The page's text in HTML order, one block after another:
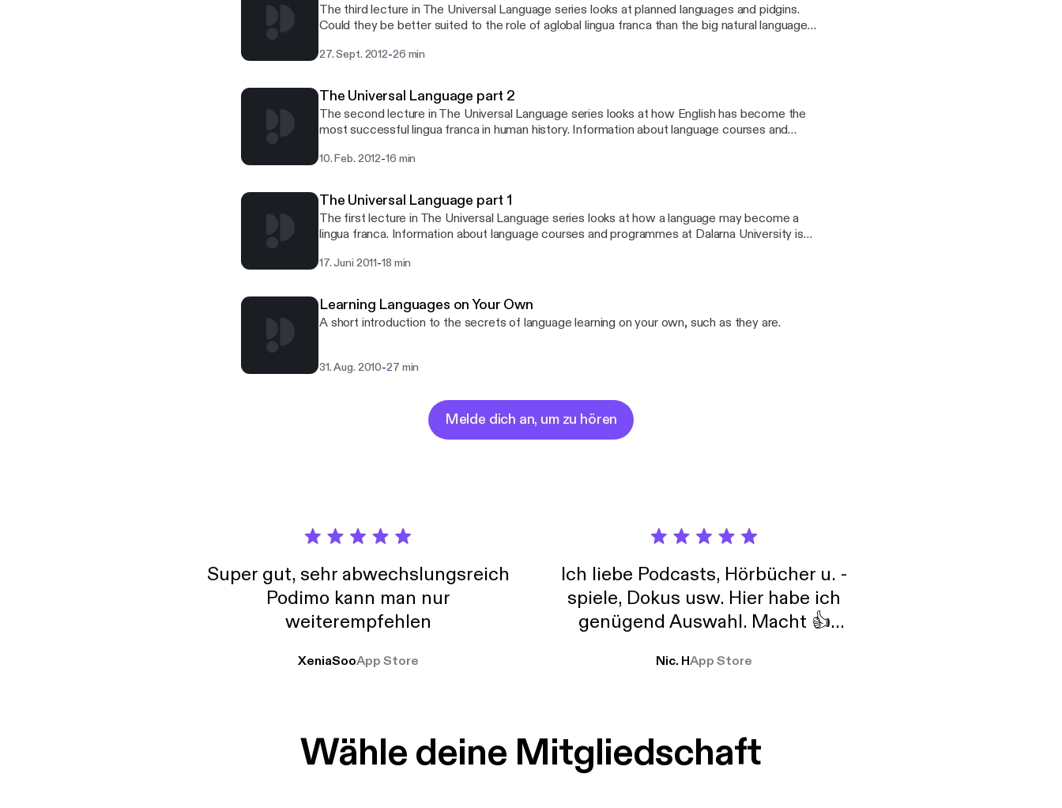
The third lecture in The Universal Language series looks at planned languages and pidgins.
Could they be better suited to the role of aglobal lingua franca than the big natural languages
University is available here: http://du.se/languages
27. Sept. 2012-26 min
The Universal Language part 2
The second lecture in The Universal Language series looks at how English has become the
most successful lingua franca in human history. Information about language courses and
10. Feb. 2012-16 min
The Universal Language part 1
The first lecture in The Universal Language series looks at how a language may become a
lingua franca. Information about language courses and programmes at Dalarna University is
17. Juni 2011-18 min
Learning Languages on Your Own
A short introduction to the secrets of language learning on your own, such as they are.
31. Aug. 2010-27 min
Melde dich an, um zu hören
Super gut, sehr abwechslungsreich
Podimo kann man nur
weiterempfehlen
XeniaSooApp Store
Ich liebe Podcasts, Hörbücher u. -
spiele, Dokus usw. Hier habe ich
genügend Auswahl. Macht 👍
Nic. HApp Store
Wähle deine Mitgliedschaft